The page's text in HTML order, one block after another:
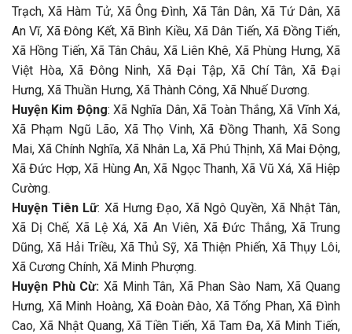
Trạch, Xã Hàm Tử, Xã Ông Đình, Xã Tân Dân, Xã Tứ Dân, Xã
An Vĩ, Xã Đông Kết, Xã Bình Kiều, Xã Dân Tiến, Xã Đồng Tiến,
Xã Hồng Tiến, Xã Tân Châu, Xã Liên Khê, Xã Phùng Hưng, Xã
Việt Hòa, Xã Đông Ninh, Xã Đại Tập, Xã Chí Tân, Xã Đại
Hưng, Xã Thuần Hưng, Xã Thành Công, Xã Nhuế Dương.
Huyện Kim Động: Xã Nghĩa Dân, Xã Toàn Thắng, Xã Vĩnh Xá,
Xã Phạm Ngũ Lão, Xã Thọ Vinh, Xã Đồng Thanh, Xã Song
Mai, Xã Chính Nghĩa, Xã Nhân La, Xã Phú Thịnh, Xã Mai Động,
Xã Đức Hợp, Xã Hùng An, Xã Ngọc Thanh, Xã Vũ Xá, Xã Hiệp
Cường.
Huyện Tiên Lữ: Xã Hưng Đạo, Xã Ngô Quyền, Xã Nhật Tân,
Xã Dị Chế, Xã Lệ Xá, Xã An Viên, Xã Đức Thắng, Xã Trung
Dũng, Xã Hải Triều, Xã Thủ Sỹ, Xã Thiện Phiến, Xã Thụy Lôi,
Xã Cương Chính, Xã Minh Phượng.
Huyện Phù Cừ: Xã Minh Tân, Xã Phan Sào Nam, Xã Quang
Hưng, Xã Minh Hoàng, Xã Đoàn Đào, Xã Tống Phan, Xã Đình
Cao, Xã Nhật Quang, Xã Tiền Tiến, Xã Tam Đa, Xã Minh Tiến,